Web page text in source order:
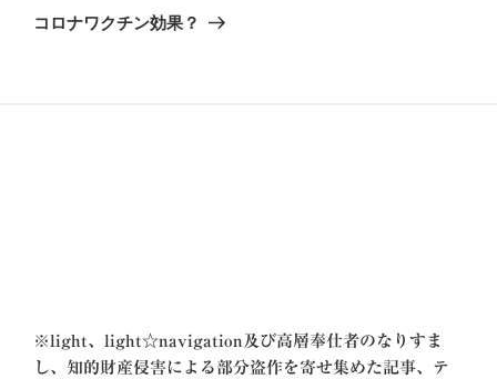
ゲ
の
コロナワクチン効果？
※light、light☆navigation及び高層奉仕者のなりすま
し、知的財産侵害による部分盗作を寄せ集めた記事、テ